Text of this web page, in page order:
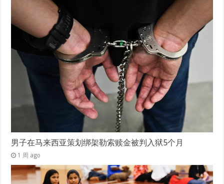
男子在马来西亚策划绑架勒索赎金被判入狱5个月
1 周 ago